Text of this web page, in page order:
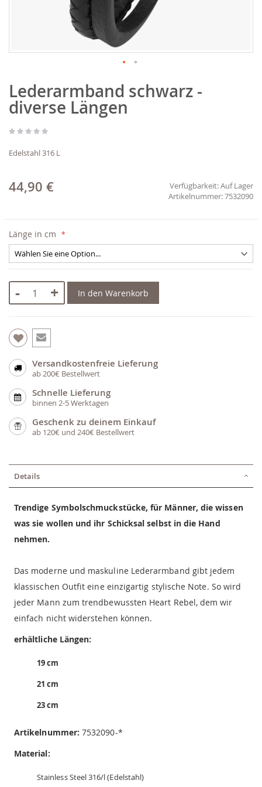
Anfang
der
Bildgalerie
Lederarmband schwarz -
diverse Längen
Edelstahl 316 L
44,90 € Verfügbarkeit:Auf Lager
7532090
Länge in cm
- + In den Warenkorb
Versandkostenfreie Lieferung
ab 200€ Bestellwert
Schnelle Lieferung
binnen 2-5 Werktagen
Geschenk zu deinem Einkauf
ab 120€ und 240€ Bestellwert
Details
Trendige Symbolschmuckstücke, für Männer, die wissen
was sie wollen und ihr Schicksal selbst in die Hand
nehmen.
Das moderne und maskuline Lederarmband gibt jedem
klassischen Outfit eine einzigartig stylische Note. So wird
jeder Mann zum trendbewussten Heart Rebel, dem wir
einfach nicht widerstehen können.
erhältliche Längen:
19 cm
21 cm
23 cm
Artikelnummer: 7532090-*
Material:
Stainless Steel 316/l (Edelstahl)